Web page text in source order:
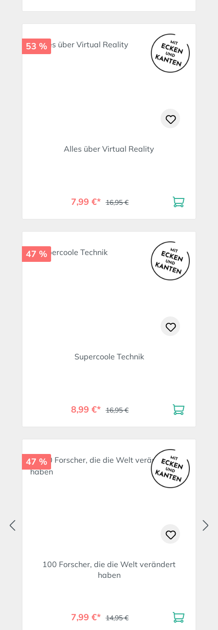
53 %
Alles über Virtual Reality
7,99 €* 16,95 €
47 %
Supercoole Technik
8,99 €* 16,95 €
47 %
100 Forscher, die die Welt verändert
haben
7,99 €* 14,95 €